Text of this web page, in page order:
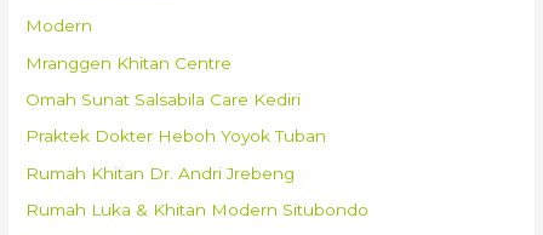
Modern
Mranggen Khitan Centre
Omah Sunat Salsabila Care Kediri
Praktek Dokter Heboh Yoyok Tuban
Rumah Khitan Dr. Andri Jrebeng
Rumah Luka & Khitan Modern Situbondo